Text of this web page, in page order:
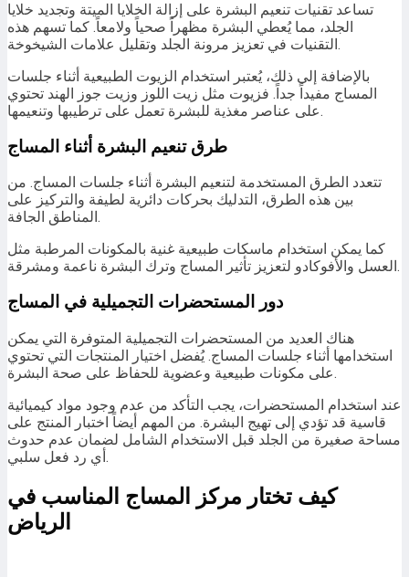
تساعد تقنيات تنعيم البشرة على إزالة الخلايا الميتة وتجديد خلايا
الجلد، مما يُعطي البشرة مظهراً صحياً ولامعاً. كما تسهم هذه
التقنيات في تعزيز مرونة الجلد وتقليل علامات الشيخوخة.
بالإضافة إلى ذلك، يُعتبر استخدام الزيوت الطبيعية أثناء جلسات
المساج مفيداً جداً. فزيوت مثل زيت اللوز وزيت جوز الهند تحتوي
على عناصر مغذية للبشرة تعمل على ترطيبها وتنعيمها.
طرق تنعيم البشرة أثناء المساج
تتعدد الطرق المستخدمة لتنعيم البشرة أثناء جلسات المساج. من
بين هذه الطرق، التدليك بحركات دائرية لطيفة والتركيز على
المناطق الجافة.
كما يمكن استخدام ماسكات طبيعية غنية بالمكونات المرطبة مثل
العسل والأفوكادو لتعزيز تأثير المساج وترك البشرة ناعمة ومشرقة.
دور المستحضرات التجميلية في المساج
هناك العديد من المستحضرات التجميلية المتوفرة التي يمكن
استخدامها أثناء جلسات المساج. يُفضل اختيار المنتجات التي تحتوي
على مكونات طبيعية وعضوية للحفاظ على صحة البشرة.
عند استخدام المستحضرات، يجب التأكد من عدم وجود مواد كيميائية
قاسية قد تؤدي إلى تهيج البشرة. من المهم أيضاً اختبار المنتج على
مساحة صغيرة من الجلد قبل الاستخدام الشامل لضمان عدم حدوث
أي رد فعل سلبي.
كيف تختار مركز المساج المناسب في
الرياض